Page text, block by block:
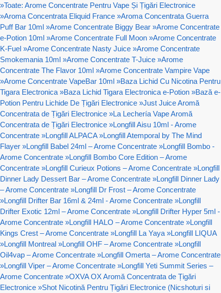
»Toate: Arome Concentrate Pentru Vape Și Țigări Electronice
»Aroma Concentrata Eliquid France »Aroma Concentrata Guerra
Puff Bar 10ml »Arome Concentrate Biggy Bear »Arome Concentrate
e-Potion 10ml »Arome Concentrate Full Moon »Arome Concentrate
K-Fuel »Arome Concentrate Nasty Juice »Arome Concentrate
Smokemania 10ml »Arome Concentrate T-Juice »Arome
Concentrate The Flavor 10ml »Arome Concentrate Vampire Vape
»Arome Concentrate VapeBar 10ml »Baza Lichid Cu Nicotina Pentru
Tigara Electronica »Baza Lichid Tigara Electronica e-Potion »Bază e-
Potion Pentru Lichide De Țigări Electronice »Just Juice Aromă
Concentrata de Țigări Electronice »La Lechería Vape Aromă
Concentrata de Țigări Electronice »Longfill Aisu 10ml - Arome
Concentrate »Longfill ALPACA »Longfill Atemporal by The Mind
Flayer »Longfill Babel 24ml – Arome Concentrate »Longfill Bombo -
Arome Concentrate »Longfill Bombo Core Edition – Arome
Concentrate »Longfill Curieux Potions – Arome Concentrate »Longfill
Dinner Lady Dessert Bar – Arome Concentrate »Longfill Dinner Lady
– Arome Concentrate »Longfill Dr Frost – Arome Concentrate
»Longfill Drifter Bar 16ml & 24ml - Arome Concentrate »Longfill
Drifter Exotic 12ml – Arome Concentrate »Longfill Drifter Hyper 5ml -
Arome Concentrate »Longfill HALO – Arome Concentrate »Longfill
Kings Crest – Arome Concentrate »Longfill La Yaya »Longfill LIQUA
»Longfill Montreal »Longfill OHF – Arome Concentrate »Longfill
Oil4vap – Arome Concentrate »Longfill Omerta – Arome Concentrate
»Longfill Viper – Arome Concentrate »Longfill Yeti Summit Series –
Arome Concentrate »OXVA OX Aromă Concentrata de Țigări
Electronice »Shot Nicotină Pentru Țigări Electronice (Nicshoturi si